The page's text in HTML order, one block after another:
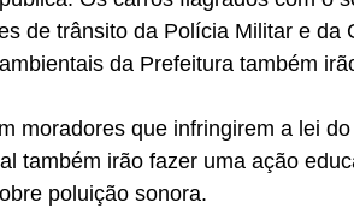
de trânsito da Polícia Militar e da
da Prefeitura também
moradores que infringirem a lei
também irão fazer uma ação
poluição sonora.